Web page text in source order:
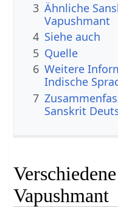
3 Ähnliche
Vapushmant
4 Siehe auch
5 Quelle
6 Weitere
Indische
7
Sanskrit
Vapushmant